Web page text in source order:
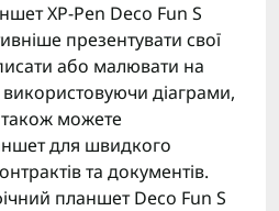
XP-Pen Deco Fun S
презентувати свої
або малювати на
використовуючи діаграми,
також можете
для швидкого
та документів.
планшет Deco Fun S